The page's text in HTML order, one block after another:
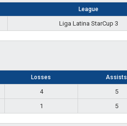
League
Liga Latina StarCup 3
Losses Assists
4 5
1 5